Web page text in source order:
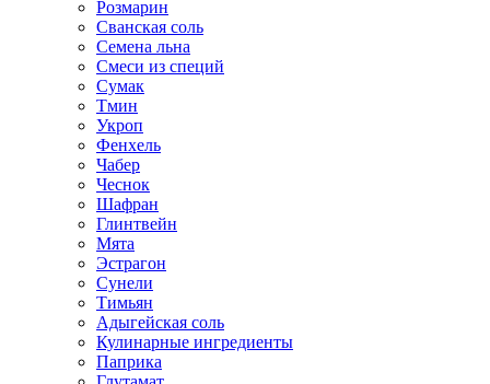
Розмарин
Сванская соль
Семена льна
Смеси из специй
Сумак
Тмин
Укроп
Фенхель
Чабер
Чеснок
Шафран
Глинтвейн
Мята
Эстрагон
Сунели
Тимьян
Адыгейская соль
Кулинарные ингредиенты
Паприка